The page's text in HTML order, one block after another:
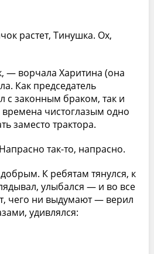
растет, Тинушка. Ох,
— ворчала Харитина (она
Как председатель
с законным браком, так и
чистоглазым одно
заместо трактора.
так-то, напрасно.
К ребятам тянулся, к
улыбался — и во все
чего ни выдумают — верил
удивлялся: